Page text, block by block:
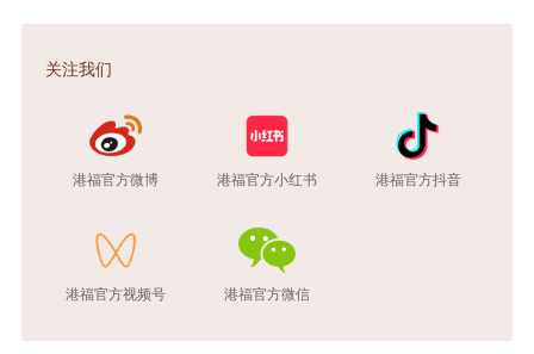
关注我们
港福官方微博 港福官方小红书 港福官方抖音
港福官方视频号 港福官方微信